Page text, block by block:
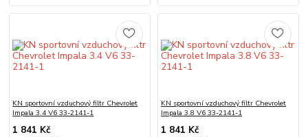
KN sportovní vzduchový filtr Chevrolet
Impala 3.4 V6 33-2141-1
1 841 Kč
KN sportovní vzduchový filtr Chevrolet
Impala 3.8 V6 33-2141-1
1 841 Kč